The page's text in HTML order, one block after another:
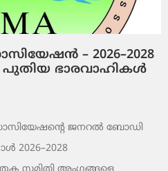
– 2026–2028
ഭാരവാഹികൾ
ജനറൽ ബോഡി
2026–2028